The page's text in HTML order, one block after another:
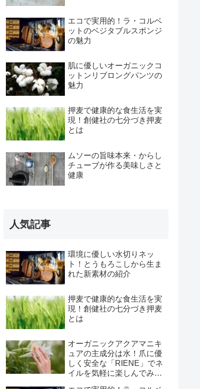
エコで実用的！ラ・コルベ
ットのベジタブルスポンジ
の魅力
肌に優しいオーガニックコ
ットンリブロングパンツの
魅力
押麦で健康的な食生活を実
現！創健社の七分づき押麦
とは
ムソーの旨味本来・からし
チューブが作る美味しさと
健康
人気記事
環境に優しい水切りネッ
ト！とうもろこしから生ま
れた新素材の紹介
押麦で健康的な食生活を実
現！創健社の七分づき押麦
とは
オーガニックアクアマニキ
ュアの主成分は水！爪に優
しく安全な「RIENE」でネ
イルを気軽に楽しんでみま